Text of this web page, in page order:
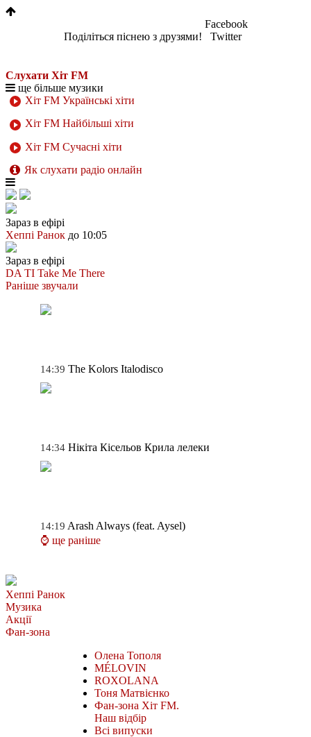
Поділіться піснею з друзями!
Facebook
Twitter
Слухати Хіт FM
ще більше музики
Хіт FM Українські хіти
Хіт FM Найбільші хіти
Хіт FM Сучасні хіти
Як слухати радіо онлайн
Зараз в ефірі
Хеппі Ранок до 10:05
Зараз в ефірі
DA TI Take Me There
Раніше звучали
14:39 The Kolors Italodisco
14:34 Нікіта Кісельов Крила лелеки
14:19 Arash Always (feat. Aysel)
⌚ ще раніше
Хеппі Ранок
Музика
Акції
Фан-зона
Олена Тополя
MÉLOVIN
ROXOLANA
Тоня Матвієнко
Фан-зона Хіт FM.
Наш відбір
Всі випуски